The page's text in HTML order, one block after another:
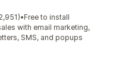
中
ュー数：2951件
•Free to install
with email marketing,
SMS, and popups